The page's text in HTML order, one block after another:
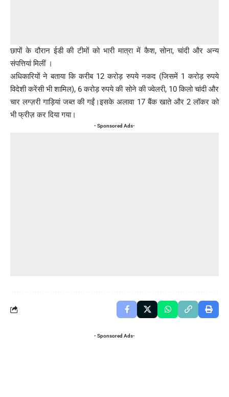
छापों के दौरान ईडी की टीमों को भारी मात्रा में कैश, सोना, चांदी और अन्य
संपत्तियां मिलीं ।
अधिकारियों ने बताया कि करीब 12 करोड़ रुपये नकद (जिसमें 1 करोड़ रुपये
विदेशी करेंसी भी शामिल), 6 करोड़ रुपये की सोने की ज्वेलरी, 10 किलो चांदी और
चार लग्ज़री गाड़ियां जब्त की गईं।इसके अलावा 17 बैंक खाते और 2 लॉकर को
भी फ्रीज़ कर दिया गया।
- Sponsored Ads-
- Sponsored Ads-